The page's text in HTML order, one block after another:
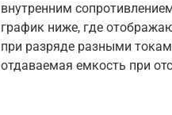
внутренним
график ниже, где
при разряде разными
отдаваемая емкость при